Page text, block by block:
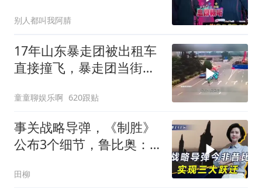
别人都叫我阿腈
17年山东暴走团被出租车
直接撞飞，暴走团当街拦
童童聊娱乐啊 620跟贴
事关战略导弹，《制胜》
公布3个细节，鲁比奥：
田柳